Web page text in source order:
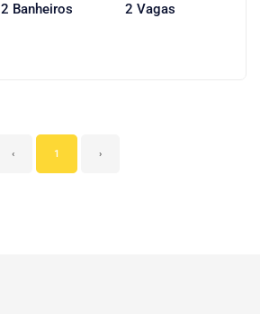
2 Banheiros 2 Vagas
‹ 1 ›